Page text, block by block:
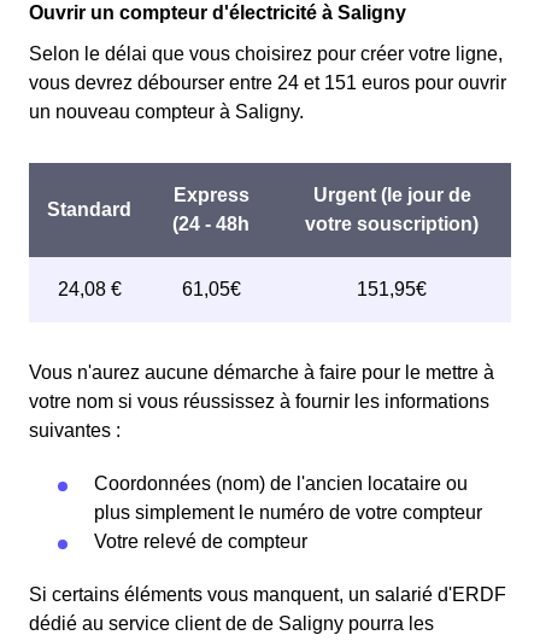
Ouvrir un compteur d'électricité à Saligny
Selon le délai que vous choisirez pour créer votre ligne,
vous devrez débourser entre 24 et 151 euros pour ouvrir
un nouveau compteur à Saligny.
Vous n'aurez aucune démarche à faire pour le mettre à
votre nom si vous réussissez à fournir les informations
suivantes :
Coordonnées (nom) de l'ancien locataire ou
plus simplement le numéro de votre compteur
Votre relevé de compteur
Si certains éléments vous manquent, un salarié d'ERDF
dédié au service client de de Saligny pourra les